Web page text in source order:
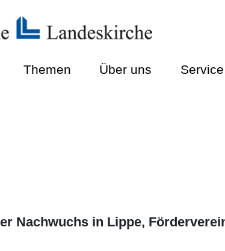
Themen Über uns Service
Nachwuchs in Lippe,